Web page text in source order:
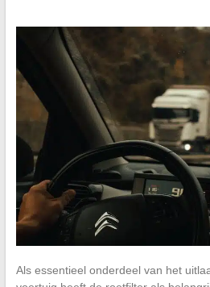
Als essentieel onderdeel van het